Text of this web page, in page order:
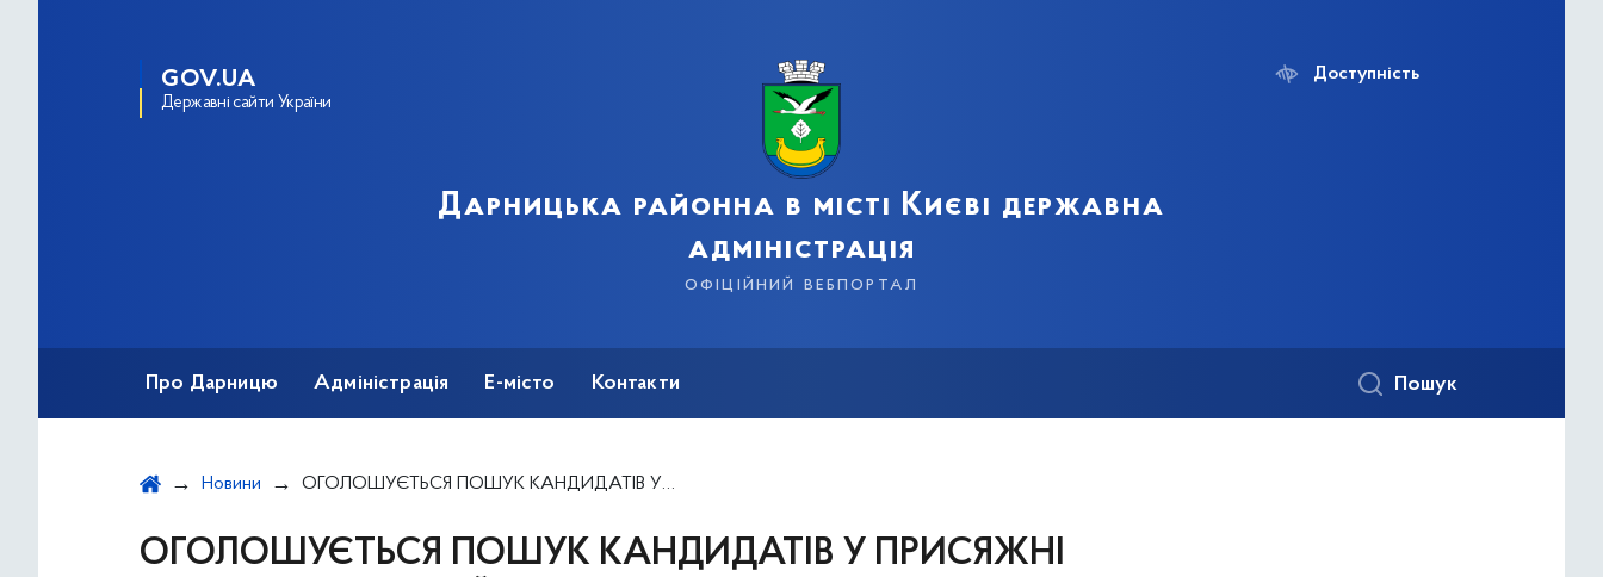
GOV.UA
Державні сайти України
Дарницька районна в місті Києві державна
адміністрація
офіційний вебпортал
Доступність
Про Дарницю Адміністрація Е-місто Контакти Пошук
Новини ОГОЛОШУЄТЬСЯ ПОШУК КАНДИДАТІВ У ПРИСЯЖНІ ДАРНИЦЬКОГО РАЙОННОГО СУДУ МІСТА КИЄВА
ОГОЛОШУЄТЬСЯ ПОШУК КАНДИДАТІВ У ПРИСЯЖНІ